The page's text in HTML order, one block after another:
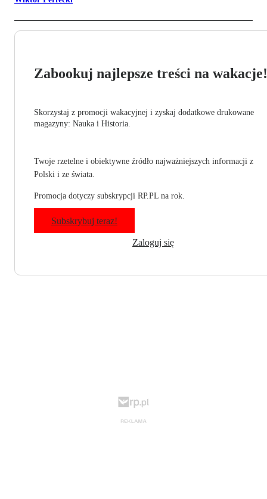
Zabookuj najlepsze treści na wakacje!
Skorzystaj z promocji wakacyjnej i zyskaj dodatkowe drukowane
magazyny: Nauka i Historia.
Twoje rzetelne i obiektywne źródło najważniejszych informacji z
Polski i ze świata.
Promocja dotyczy subskrypcji RP.PL na rok.
Subskrybuj teraz!
Zaloguj się